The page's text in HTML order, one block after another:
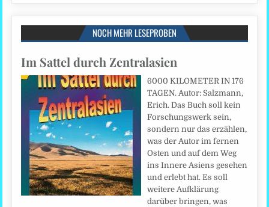
NOCH MEHR LESEPROBEN
Im Sattel durch Zentralasien
6000 KILOMETER IN 176
TAGEN. Autor: Salzmann,
Erich. Das Buch soll kein
Forschungswerk sein,
sondern nur das erzählen,
was der Autor im fernen
Osten und auf dem Weg
ins Innere Asiens gesehen
und erlebt hat. Es soll
weitere Aufklärung
darüber bringen, was